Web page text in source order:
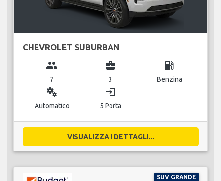
CHEVROLET SUBURBAN
group
7
business_center
3
local_gas_station
Benzina
miscellaneous_services
Automatico
login
5 Porta
VISUALIZZA I DETTAGLI...
SUV GRANDE